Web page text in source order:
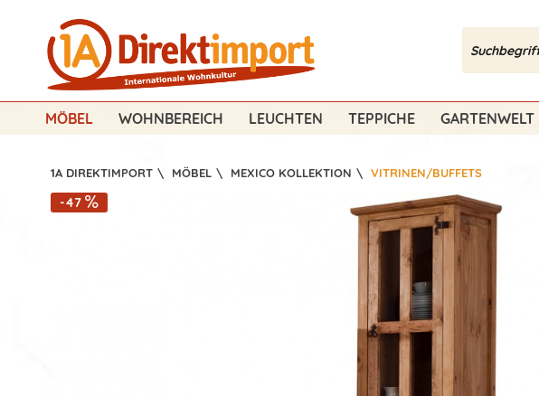
MÖBEL WOHNBEREICH LEUCHTEN TEPPICHE GARTENWELT
1A DIREKTIMPORT \ MÖBEL \ MEXICO KOLLEKTION \ VITRINEN/BUFFETS
-47